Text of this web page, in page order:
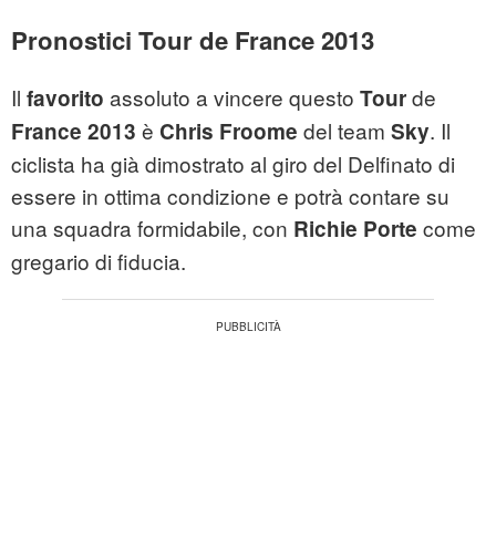
Pronostici Tour de France 2013
Il favorito assoluto a vincere questo Tourde
France 2013 è Chris Froome del team Sky. Il
ciclista ha già dimostrato al giro del Delfinato di
essere in ottima condizione e potrà contare su
una squadra formidabile, con Richie Porte come
gregario di fiducia.